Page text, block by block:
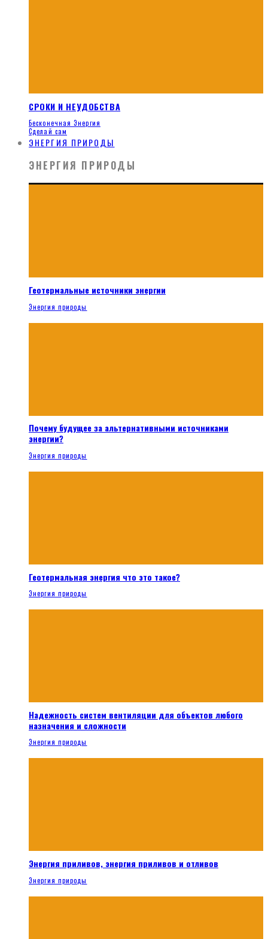
СРОКИ И НЕУДОБСТВА
Бесконечная Энергия
Сделай сам
ЭНЕРГИЯ ПРИРОДЫ
ЭНЕРГИЯ ПРИРОДЫ
Геотермальные источники энергии
Энергия природы
Почему будущее за альтернативными источниками
энергии?
Энергия природы
Геотермальная энергия что это такое?
Энергия природы
Надежность систем вентиляции для объектов любого
назначения и сложности
Энергия природы
Энергия приливов, энергия приливов и отливов
Энергия природы